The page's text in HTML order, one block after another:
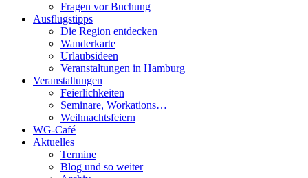
Fragen vor Buchung
Ausflugstipps
Die Region entdecken
Wanderkarte
Urlaubsideen
Veranstaltungen in Hamburg
Veranstaltungen
Feierlichkeiten
Seminare, Workations…
Weihnachtsfeiern
WG-Café
Aktuelles
Termine
Blog und so weiter